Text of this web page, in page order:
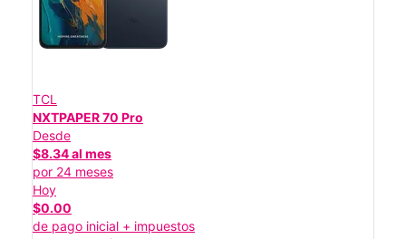
TCL
NXTPAPER 70 Pro
Desde
$8.34 al mes
por 24 meses
Hoy
$0.00
de pago inicial + impuestos